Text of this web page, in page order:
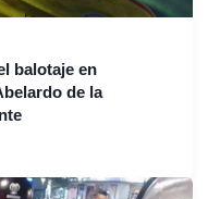
balotaje en
de la